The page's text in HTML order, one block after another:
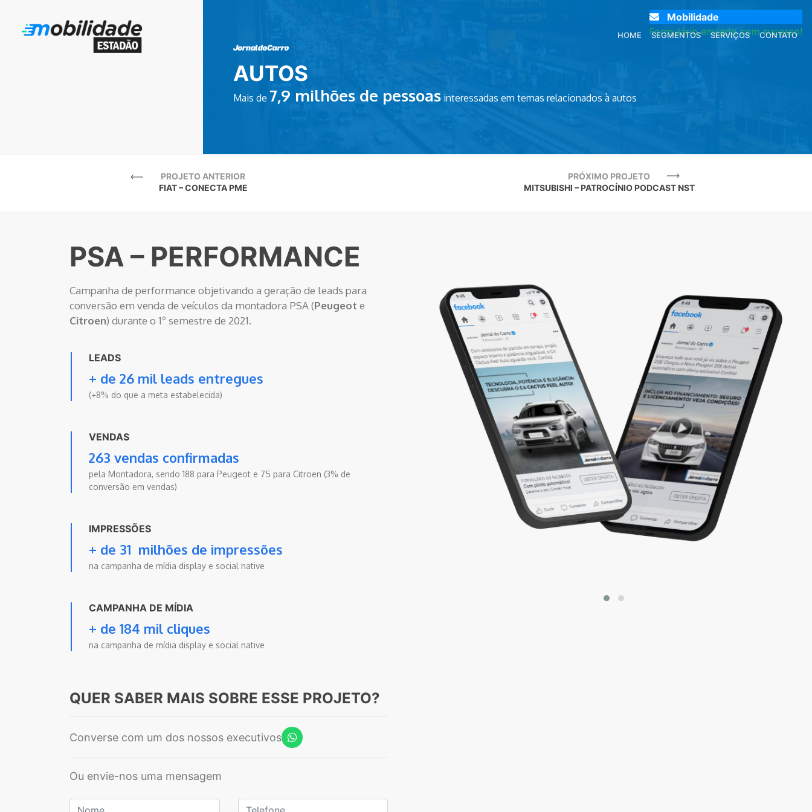
HOME SEGMENTOS SERVIÇOS CONTATO
AUTOS
Mais de 7,9 milhões de pessoas interessadas em temas relacionados à autos
PROJETO ANTERIOR
FIAT – CONECTA PME
PRÓXIMO PROJETO
MITSUBISHI – PATROCÍNIO PODCAST NST
PSA – PERFORMANCE
Campanha de performance objetivando a geração de leads para
conversão em venda de veículos da montadora PSA (Peugeot e
Citroen) durante o 1º semestre de 2021.
LEADS
+ de 26 mil leads entregues
(+8% do que a meta estabelecida)
VENDAS
263 vendas confirmadas
pela Montadora, sendo 188 para Peugeot e 75 para Citroen (3% de
conversão em vendas)
IMPRESSÕES
+ de 31 milhões de impressões
na campanha de mídia display e social native
CAMPANHA DE MÍDIA
+ de 184 mil cliques
na campanha de mídia display e social native
QUER SABER MAIS SOBRE ESSE PROJETO?
Converse com um dos nossos executivos
Ou envie-nos uma mensagem
Nome Telefone
Mobilidade
Formulário enviado com sucesso!